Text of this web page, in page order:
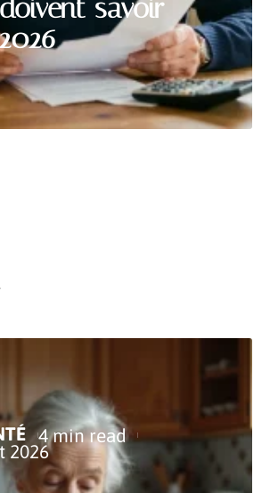
savoir
4 min read
2026